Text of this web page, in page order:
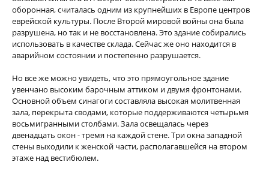
оборонная, считалась одним из крупнейших в Европе центров
еврейской культуры. После Второй мировой войны она была
разрушена, но так и не восстановлена. Это здание собирались
использовать в качестве склада. Сейчас же оно находится в
аварийном состоянии и постепенно разрушается.
Но все же можно увидеть, что это прямоугольное здание
увенчано высоким барочным аттиком и двумя фронтонами.
Основной объем синагоги составляла высокая молитвенная
зала, перекрыта сводами, которые поддерживаются четырьмя
восьмигранными столбами. Зала освещалась через
двенадцать окон - тремя на каждой стене. Три окна западной
стены выходили к женской части, располагавшейся на втором
этаже над вестибюлем.